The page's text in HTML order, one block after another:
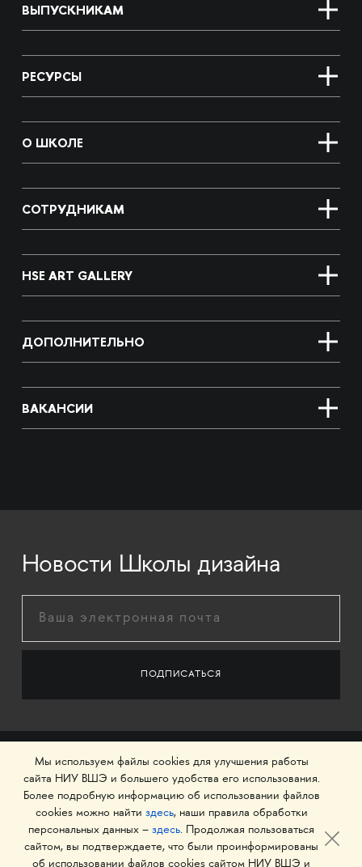
ВЫПУСКНИКАМ
РЕСУРСЫ
О ШКОЛЕ
СОТРУДНИКАМ
HSE ART GALLERY
ДОПОЛНИТЕЛЬНО
ВАКАНСИИ
Новости Школы дизайна
Мы используем файлы cookies для улучшения работы
сайта НИУ ВШЭ и большего удобства его использования.
Более подробную информацию об использовании файлов
cookies можно найти здесь, наши правила обработки
персональных данных – здесь. Продолжая пользоваться
сайтом, вы подтверждаете, что были проинформированы
об использовании файлов cookies сайтом НИУ ВШЭ и